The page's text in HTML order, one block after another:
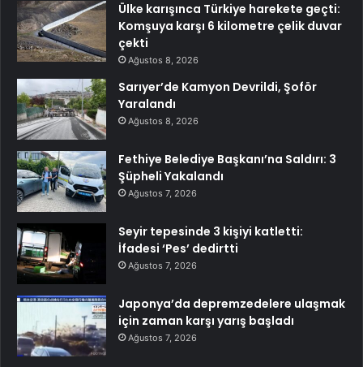
Ülke karışınca Türkiye harekete geçti:
Komşuya karşı 6 kilometre çelik duvar
çekti
Ağustos 8, 2026
Sarıyer’de Kamyon Devrildi, Şoför
Yaralandı
Ağustos 8, 2026
Fethiye Belediye Başkanı’na Saldırı: 3
Şüpheli Yakalandı
Ağustos 7, 2026
Seyir tepesinde 3 kişiyi katletti:
İfadesi ‘Pes’ dedirtti
Ağustos 7, 2026
Japonya’da depremzedelere ulaşmak
için zaman karşı yarış başladı
Ağustos 7, 2026